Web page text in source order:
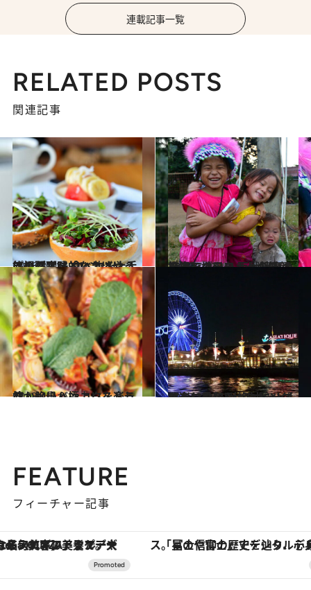
連載記事一覧
RELATED POSTS
関連記事
2016.8.21
旅の醍醐味といえばやっぱりグルメ 食べ物を上手に撮る実践的なコツは？
ライフスタイル 2016.7.23
旅先で地元の人々の笑顔を撮るコツを 百戦錬磨のフォトグラファーが伝授！
ライフスタイル
2013.4.2
懐かしいバンコクを楽しむ 絶景＆極上レストラン
旅＆お出かけ 2015.3.29
バンコクでショッピングを楽しむなら 絶対にハズせない最旬3大スポット！
旅＆お出かけ
FEATURE
フィーチャー記事
「星のや富士」でデジタルデトックス。冨士信仰の歴史を辿り、心身を調える。 ヴァシュロン・コンスタンタ